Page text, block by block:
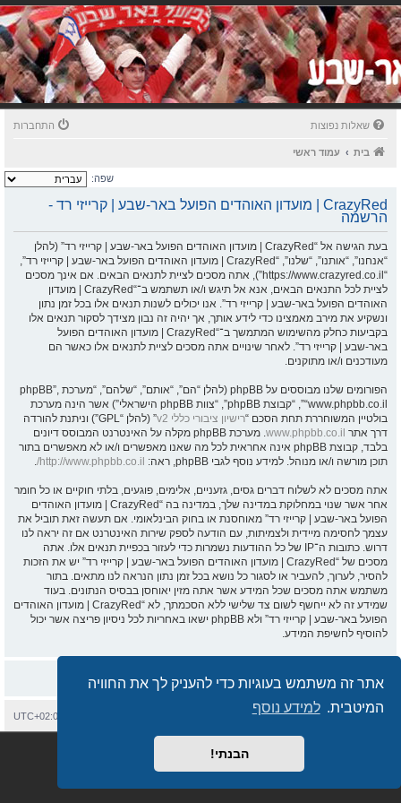
אתר זה משתמש בעוגיות כדי להעניק לך את החוויה
המיטבית. למידע נוסף
הבנתי!
שאלות נפוצות התחברות
בית עמוד ראשי
שפה:
CrazyRed | מועדון האוהדים הפועל באר-שבע | קרייזי רד -
הרשמה
בעת הגישה אל “CrazyRed | מועדון האוהדים הפועל באר-שבע | קרייזי רד” (להלן
“אנחנו”, “אותנו”, “שלנו”, “CrazyRed | מועדון האוהדים הפועל באר-שבע | קרייזי רד”,
“https://www.crazyred.co.il”), אתה מסכים לציית לתנאים הבאים. אם אינך מסכים
לציית לכל התנאים הבאים, אנא אל תיגש ו/או תשתמש ב־“CrazyRed | מועדון
האוהדים הפועל באר-שבע | קרייזי רד”. אנו יכולים לשנות תנאים אלו בכל זמן נתון
ונשקיע את מירב מאמצינו כדי לידע אותך, אך יהיה זה נבון מצידך לסקור תנאים אלו
בקביעות כחלק מהשימוש המתמשך ב־“CrazyRed | מועדון האוהדים הפועל
באר-שבע | קרייזי רד”. לאחר שינויים אתה מסכים לציית לתנאים אלו כאשר הם
מעודכנים ו/או מתוקנים.
הפורומים שלנו מבוססים על phpBB (להלן “הם”, “אותם”, “שלהם”, “מערכת phpBB”,
“www.phpbb.co.il”, “קבוצת phpBB”, “צוות phpBB הישראלי”) אשר הינה מערכת
בולטיין המשוחררת תחת הסכם “רישיון ציבורי כללי v2
” (להלן “GPL”) וניתנת להורדה
דרך אתר www.phpbb.co.il
. מערכת phpBB מקלה על האינטרנט המבוסס דיונים
בלבד, קבוצת phpBB אינה אחראית לכל מה שאנו מאפשרים ו/או לא מאפשרים בתור
תוכן מורשה ו/או מנוהל. למידע נוסף לגבי phpBB, ראה:
http://www.phpbb.co.il/
.
אתה מסכים לא לשלוח דברים גסים, גזעניים, אלימים, פוגעים, בלתי חוקיים או כל חומר
אחר אשר שנוי במחלוקת במדינה שלך, במדינה בה “CrazyRed | מועדון האוהדים
הפועל באר-שבע | קרייזי רד” מאוחסנת או בחוק הבינלאומי. אם תעשה זאת תוביל את
עצמך לחסימה מיידית ולצמיתות, עם הודעה לספק שירות האינטרנט אם זה יראה לנו
דרוש. כתובות ה־IP של כל ההודעות נשמרות כדי לעזור בכפיית תנאים אלו. אתה
מסכים של “CrazyRed | מועדון האוהדים הפועל באר-שבע | קרייזי רד” יש את הזכות
להסיר, לערוך, להעביר או לסגור כל נושא בכל זמן נתון הנראה לנו מתאים. בתור
משתמש אתה מסכים שכל המידע אשר אתה מזין יאוחסן בבסיס הנתונים. בעוד
שמידע זה לא ייחשף לשום צד שלישי ללא הסכמתך, לא “CrazyRed | מועדון האוהדים
הפועל באר-שבע | קרייזי רד” ולא phpBB ישאו באחריות לכל ניסיון פריצה אשר יכול
להוסיף לחשיפת המידע.
בית עמוד ראשי UTC+02:00 יצירת קשר
Semi_Deus
phpBB
® Forum Software © phpBB Limited
phpBB.co.il - פורומים בעברית